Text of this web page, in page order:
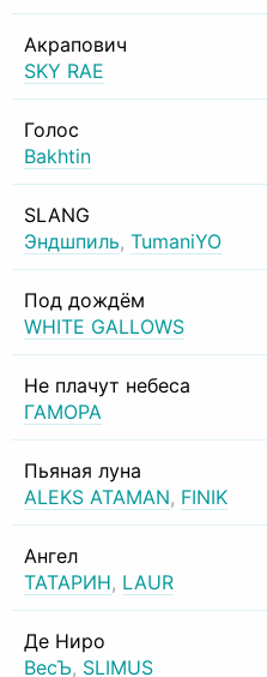
Акрапович
SKY RAE
Голос
Bakhtin
SLANG
Эндшпиль, TumaniYO
Под дождём
WHITE GALLOWS
Не плачут небеса
ГАМОРА
Пьяная луна
ALEKS ATAMAN, FINIK
Ангел
ТАТАРИН, LAUR
Де Ниро
ВесЪ, SLIMUS